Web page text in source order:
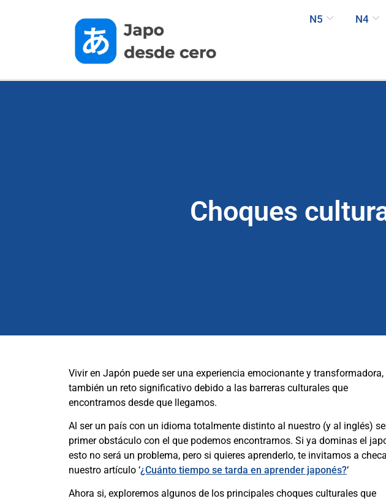
N5 N4
Choques
Vivir en Japón puede ser una experiencia emocionante y transformadora,
también un reto significativo debido a las barreras culturales que
encontramos desde que llegamos.
Al ser un país con un idioma totalmente distinto al nuestro (y al inglés)
primer obstáculo con el que podemos encontrarnos. Si ya dominas el
esto no será un problema, pero si quieres aprenderlo, te invitamos a
nuestro artículo ‘¿Cuánto tiempo se tarda en aprender japonés?‘
Ahora si, exploremos algunos de los principales choques culturales que